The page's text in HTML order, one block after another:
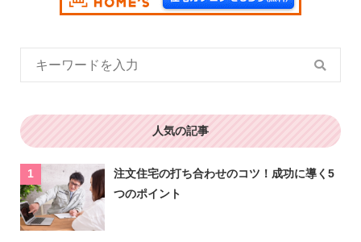
人気の記事
注文住宅の打ち合わせのコツ！成功に導く5
つのポイント